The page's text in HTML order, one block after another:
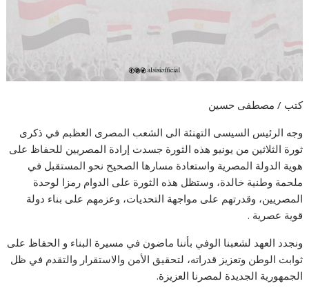
كتب / مصطفى حسين
وجه الرئيس السيسى التهنئة الى الشعب المصرى العظبم في ذكرى
ثورة الثلاثين من يونيو هذه الثورة جسدت إرادة المصريين للحفاظ على
هوية الدولة المصرية واستعادة مسارها الصحيح نحو المستقبل في
ملحمة وطنية خالدة، وستظل هذه الثورة على الدوام رمزا لوحدة
المصريين، وقدرتهم على مواجهة التحديات، وعزمهم على بناء دولة
قوية عصرية .
ونجدد العهد لشعبنا الوفي بأننا ماضون في مسيرة البناء و الحفاظ على
ثوابت الوطن وتعزيز قدراته، لتحقيق الأمن والاستقرار والتقدم في ظل
الجمهورية الجديدة لمصرنا العزيزة.